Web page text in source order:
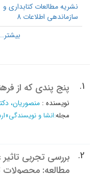
نشریه مطالعات کتابداری و
سازماندهی اطلاعات 8
1. پنج پندی که از
نویسنده : منصوریان،
مجله:انشا و نویسندگی»
2.
بررسی تجربی
مطالعه: